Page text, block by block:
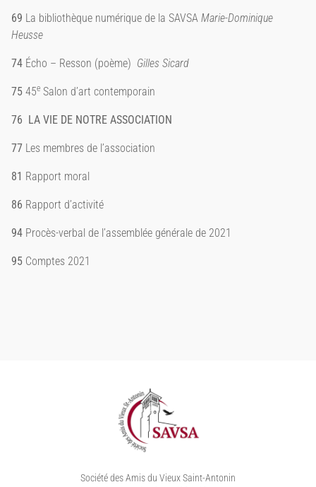
69 La bibliothèque numérique de la SAVSA Marie-Dominique
Heusse
74 Écho – Resson (poème) Gilles Sicard
75 45e Salon d’art contemporain
76 LA VIE DE NOTRE ASSOCIATION
77 Les membres de l’association
81 Rapport moral
86 Rapport d’activité
94 Procès-verbal de l’assemblée générale de 2021
95 Comptes 2021
Société des Amis du Vieux Saint-Antonin